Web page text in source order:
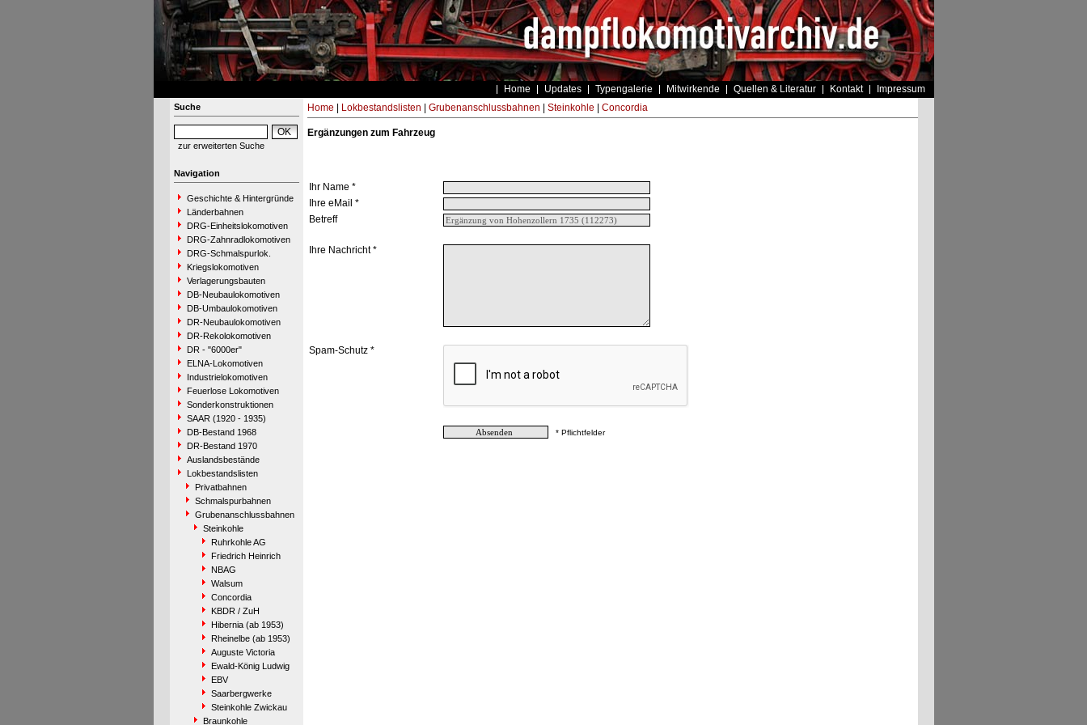
Home Updates Typengalerie Mitwirkende Quellen & Literatur Kontakt Impressum
Suche
zur erweiterten Suche
Navigation
Geschichte & Hintergründe
Länderbahnen
DRG-Einheitslokomotiven
DRG-Zahnradlokomotiven
DRG-Schmalspurlok.
Kriegslokomotiven
Verlagerungsbauten
DB-Neubaulokomotiven
DB-Umbaulokomotiven
DR-Neubaulokomotiven
DR-Rekolokomotiven
DR - "6000er"
ELNA-Lokomotiven
Industrielokomotiven
Feuerlose Lokomotiven
Sonderkonstruktionen
SAAR (1920 - 1935)
DB-Bestand 1968
DR-Bestand 1970
Auslandsbestände
Lokbestandslisten
Privatbahnen
Schmalspurbahnen
Grubenanschlussbahnen
Steinkohle
Ruhrkohle AG
Friedrich Heinrich
NBAG
Walsum
Concordia
KBDR / ZuH
Hibernia (ab 1953)
Rheinelbe (ab 1953)
Auguste Victoria
Ewald-König Ludwig
EBV
Saarbergwerke
Steinkohle Zwickau
Braunkohle
Home Lokbestandslisten Grubenanschlussbahnen Steinkohle Concordia
Ergänzungen zum Fahrzeug
Ihr Name *
Ihre eMail *
Betreff
Ihre Nachricht *
Spam-Schutz *
* Pflichtfelder